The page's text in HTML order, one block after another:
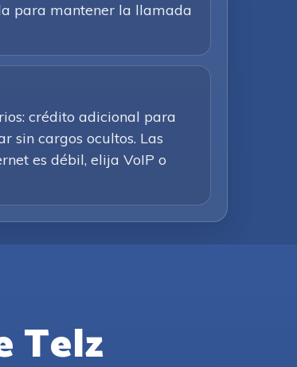
para mantener la llamada
crédito adicional para
sin cargos ocultos. Las
es débil, elija VoIP o
Telz